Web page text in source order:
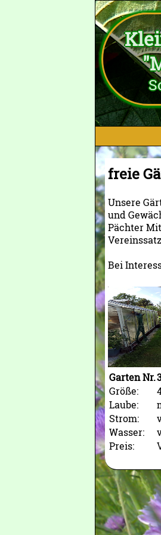
freie
Unsere
und
Pächter
Bei
Garten Nr.
Größe:
Laube:
Strom:
Wasser:
Preis: